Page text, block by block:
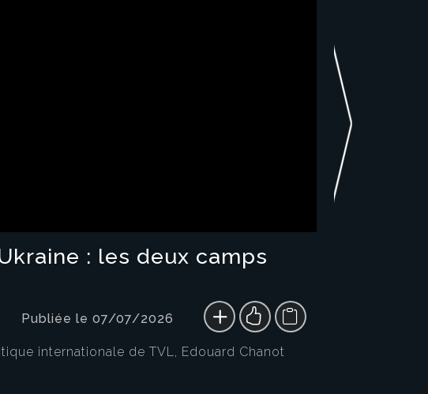
: les deux camps
Publiée le 07/07/2026
internationale de TVL, Edouard Chanot